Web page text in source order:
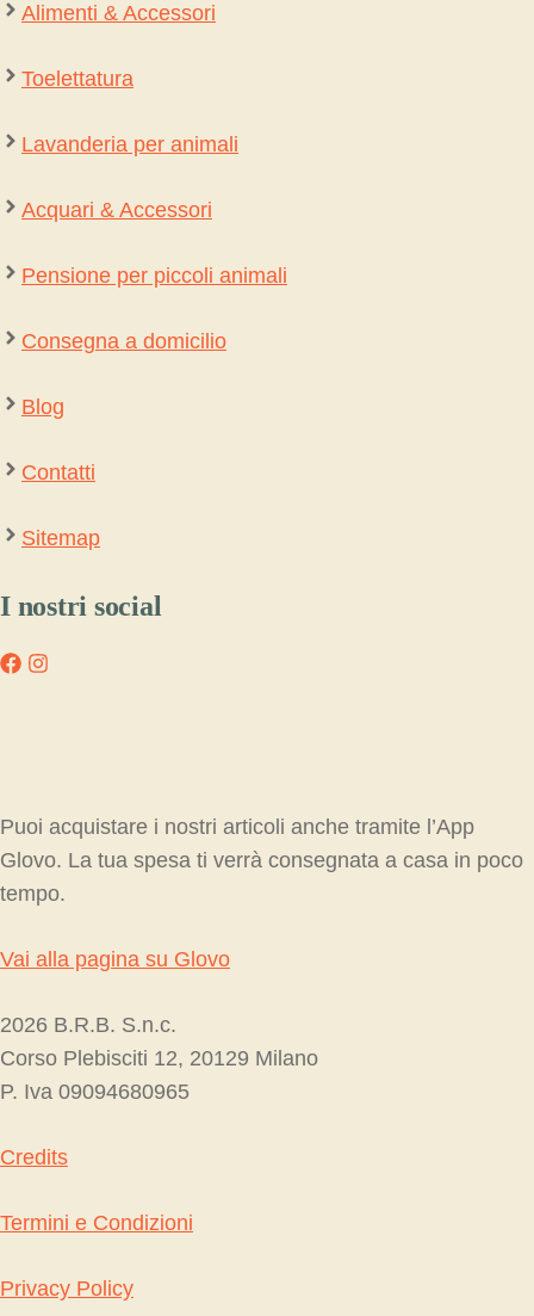
Alimenti & Accessori
Toelettatura
Lavanderia per animali
Acquari & Accessori
Pensione per piccoli animali
Consegna a domicilio
Blog
Contatti
Sitemap
I nostri social
Puoi acquistare i nostri articoli anche tramite l’App
Glovo. La tua spesa ti verrà consegnata a casa in poco
tempo.
Vai alla pagina su Glovo
2026 B.R.B. S.n.c.
Corso Plebisciti 12, 20129 Milano
P. Iva 09094680965
Credits
Termini e Condizioni
Privacy Policy